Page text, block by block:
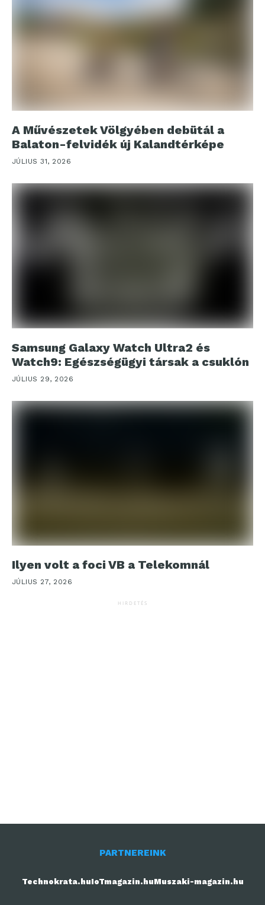
A Művészetek Völgyében debütál a
Balaton-felvidék új Kalandtérképe
JÚLIUS 31, 2026
Samsung Galaxy Watch Ultra2 és
Watch9: Egészségügyi társak a csuklón
JÚLIUS 29, 2026
Ilyen volt a foci VB a Telekomnál
JÚLIUS 27, 2026
HIRDETÉS
PARTNEREINK
Technokrata.huIoTmagazin.huMuszaki-magazin.hu